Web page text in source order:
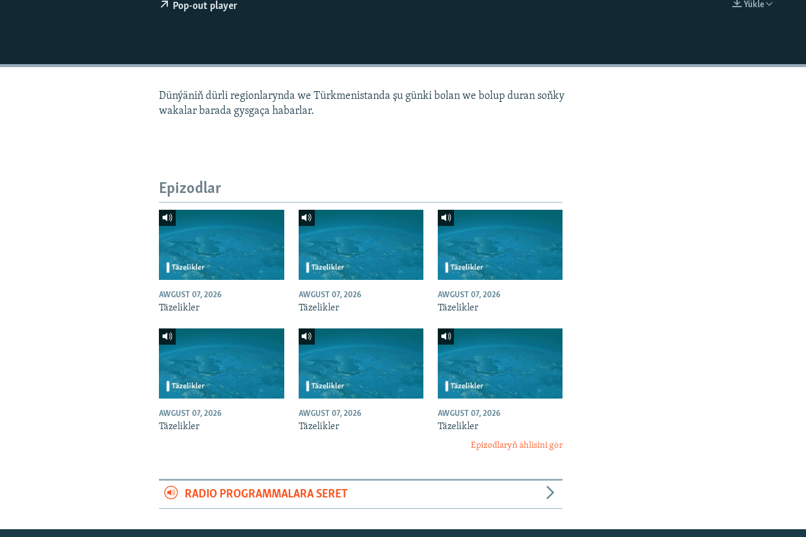
Ýükle
Pop-out player
Dünýäniň dürli regionlarynda we Türkmenistanda şu günki bolan we bolup duran soňky
wakalar barada gysgaça habarlar.
Epizodlar
AWGUST 07, 2026
Täzelikler
AWGUST 07, 2026
Täzelikler
AWGUST 07, 2026
Täzelikler
AWGUST 07, 2026
Täzelikler
AWGUST 07, 2026
Täzelikler
AWGUST 07, 2026
Täzelikler
Epizodlaryň ählisini gör
RADIO PROGRAMMALARA SERET